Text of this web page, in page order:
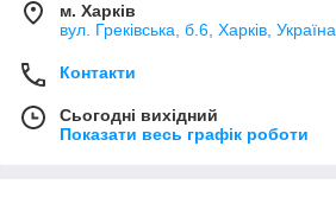
м. Харків
вул. Греківська, б.6, Харків, Україна
Контакти
Сьогодні вихідний
Показати весь графік роботи